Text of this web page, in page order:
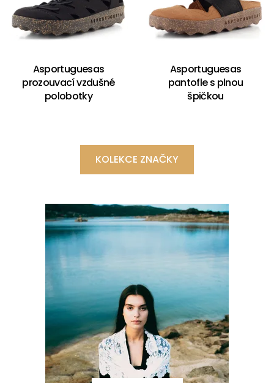
Asportuguesas
prozouvací vzdušné
polobotky
Asportuguesas
pantofle s plnou
špičkou
KOLEKCE ZNAČKY